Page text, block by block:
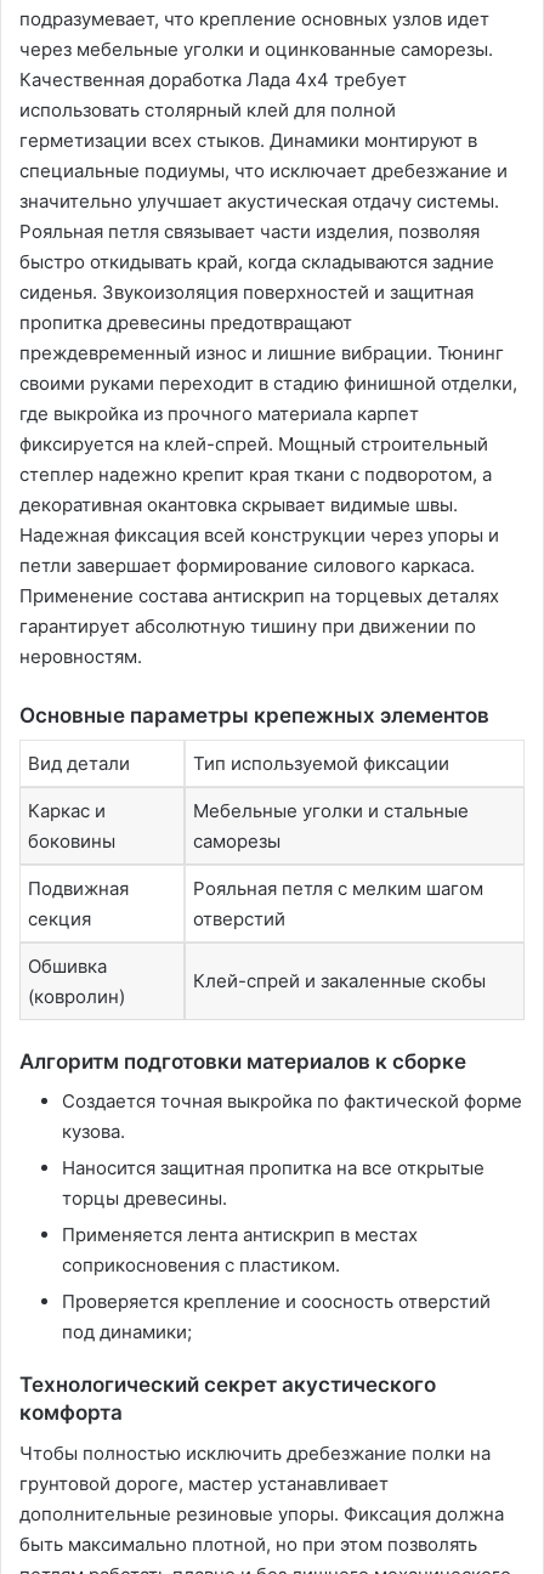
подразумевает, что крепление основных узлов идет
через мебельные уголки и оцинкованные саморезы.
Качественная доработка Лада 4х4 требует
использовать столярный клей для полной
герметизации всех стыков. Динамики монтируют в
специальные подиумы, что исключает дребезжание и
значительно улучшает акустическая отдачу системы.
Рояльная петля связывает части изделия, позволяя
быстро откидывать край, когда складываются задние
сиденья. Звукоизоляция поверхностей и защитная
пропитка древесины предотвращают
преждевременный износ и лишние вибрации. Тюнинг
своими руками переходит в стадию финишной отделки,
где выкройка из прочного материала карпет
фиксируется на клей-спрей. Мощный строительный
степлер надежно крепит края ткани с подворотом, а
декоративная окантовка скрывает видимые швы.
Надежная фиксация всей конструкции через упоры и
петли завершает формирование силового каркаса.
Применение состава антискрип на торцевых деталях
гарантирует абсолютную тишину при движении по
неровностям.
Основные параметры крепежных элементов
Вид детали Тип используемой фиксации
Каркас и
боковины
Мебельные уголки и стальные
саморезы
Подвижная
секция
Рояльная петля с мелким шагом
отверстий
Обшивка
(ковролин)
Клей-спрей и закаленные скобы
Алгоритм подготовки материалов к сборке
Создается точная выкройка по фактической форме
кузова.
Наносится защитная пропитка на все открытые
торцы древесины.
Применяется лента антискрип в местах
соприкосновения с пластиком.
Проверяется крепление и соосность отверстий
под динамики;
Технологический секрет акустического
комфорта
Чтобы полностью исключить дребезжание полки на
грунтовой дороге, мастер устанавливает
дополнительные резиновые упоры. Фиксация должна
быть максимально плотной, но при этом позволять